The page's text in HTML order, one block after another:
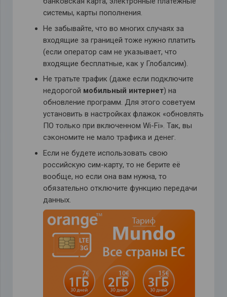
системы, карты пополнения.
Не забывайте, что во многих случаях за
входящие за границей тоже нужно платить
(если оператор сам не указывает, что
входящие бесплатные, как у Глобалсим).
Не тратьте трафик (даже если подключите
недорогой мобильный интернет) на
обновление программ. Для этого советуем
установить в настройках флажок «обновлять
ПО только при включенном Wi-Fi». Так, вы
сэкономите не мало трафика и денег.
Если не будете использовать свою
российскую сим-карту, то не берите её
вообще, но если она вам нужна, то
обязательно отключите функцию передачи
данных.